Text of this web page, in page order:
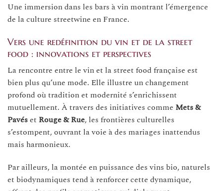
Une immersion dans les bars à vin montrant l’émergence
de la culture streetwine en France.
Vers une redéfinition du vin et de la street
food : innovations et perspectives
La rencontre entre le vin et la street food française est
bien plus qu’une mode. Elle illustre un changement
profond où tradition et modernité s’enrichissent
mutuellement. À travers des initiatives comme Mets &
Pavéset Rouge & Rue, les frontières culturelles
s’estompent, ouvrant la voie à des mariages inattendus
mais harmonieux.
Par ailleurs, la montée en puissance des vins bio, naturels
et biodynamiques tend à renforcer cette dynamique,